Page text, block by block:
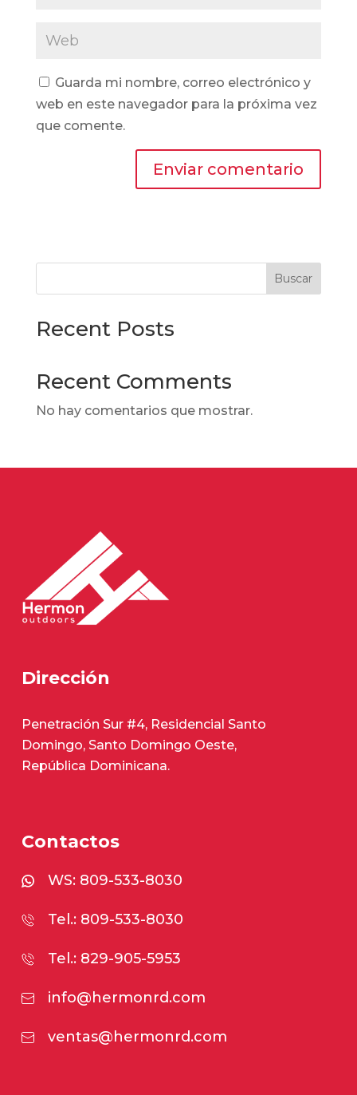
Guarda mi nombre, correo electrónico y
web en este navegador para la próxima vez
que comente.
Buscar
Recent Posts
Recent Comments
No hay comentarios que mostrar.
Dirección
Penetración Sur #4, Residencial Santo
Domingo, Santo Domingo Oeste,
República Dominicana.
Contactos
WS: 809-533-8030
Tel.: 809-533-8030
Tel.: 829-905-5953
info@hermonrd.com
ventas@hermonrd.com